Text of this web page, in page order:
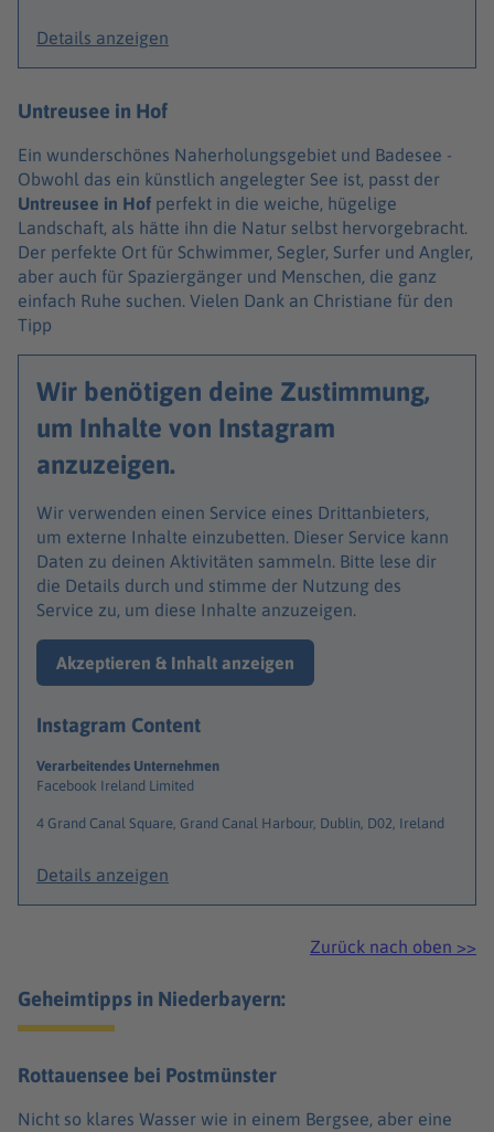
Details anzeigen
Untreusee in Hof
Ein wunderschönes Naherholungsgebiet und Badesee -
Obwohl das ein künstlich angelegter See ist, passt der
Untreusee in Hof perfekt in die weiche, hügelige
Landschaft, als hätte ihn die Natur selbst hervorgebracht.
Der perfekte Ort für Schwimmer, Segler, Surfer und Angler,
aber auch für Spaziergänger und Menschen, die ganz
einfach Ruhe suchen. Vielen Dank an Christiane für den
Tipp
Wir benötigen deine Zustimmung,
um Inhalte von Instagram
anzuzeigen.
Wir verwenden einen Service eines Drittanbieters,
um externe Inhalte einzubetten. Dieser Service kann
Daten zu deinen Aktivitäten sammeln. Bitte lese dir
die Details durch und stimme der Nutzung des
Service zu, um diese Inhalte anzuzeigen.
Akzeptieren & Inhalt anzeigen
Instagram Content
Verarbeitendes Unternehmen
Facebook Ireland Limited
4 Grand Canal Square, Grand Canal Harbour, Dublin, D02, Ireland
Details anzeigen
Zurück nach oben >>
Geheimtipps in Niederbayern:
Rottauensee bei Postmünster
Nicht so klares Wasser wie in einem Bergsee, aber eine